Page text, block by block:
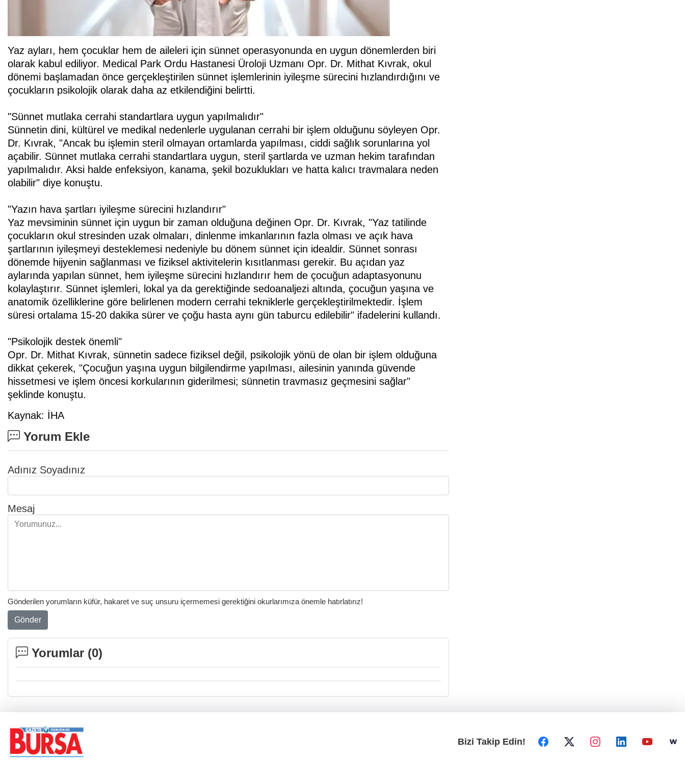
Yaz ayları, hem çocuklar hem de aileleri için sünnet operasyonunda en uygun dönemlerden biri
olarak kabul ediliyor. Medical Park Ordu Hastanesi Üroloji Uzmanı Opr. Dr. Mithat Kıvrak, okul
dönemi başlamadan önce gerçekleştirilen sünnet işlemlerinin iyileşme sürecini hızlandırdığını ve
çocukların psikolojik olarak daha az etkilendiğini belirtti.
"Sünnet mutlaka cerrahi standartlara uygun yapılmalıdır"
Sünnetin dini, kültürel ve medikal nedenlerle uygulanan cerrahi bir işlem olduğunu söyleyen Opr.
Dr. Kıvrak, "Ancak bu işlemin steril olmayan ortamlarda yapılması, ciddi sağlık sorunlarına yol
açabilir. Sünnet mutlaka cerrahi standartlara uygun, steril şartlarda ve uzman hekim tarafından
yapılmalıdır. Aksi halde enfeksiyon, kanama, şekil bozuklukları ve hatta kalıcı travmalara neden
olabilir" diye konuştu.
"Yazın hava şartları iyileşme sürecini hızlandırır"
Yaz mevsiminin sünnet için uygun bir zaman olduğuna değinen Opr. Dr. Kıvrak, "Yaz tatilinde
çocukların okul stresinden uzak olmaları, dinlenme imkanlarının fazla olması ve açık hava
şartlarının iyileşmeyi desteklemesi nedeniyle bu dönem sünnet için idealdir. Sünnet sonrası
dönemde hijyenin sağlanması ve fiziksel aktivitelerin kısıtlanması gerekir. Bu açıdan yaz
aylarında yapılan sünnet, hem iyileşme sürecini hızlandırır hem de çocuğun adaptasyonunu
kolaylaştırır. Sünnet işlemleri, lokal ya da gerektiğinde sedoanaljezi altında, çocuğun yaşına ve
anatomik özelliklerine göre belirlenen modern cerrahi tekniklerle gerçekleştirilmektedir. İşlem
süresi ortalama 15-20 dakika sürer ve çoğu hasta aynı gün taburcu edilebilir" ifadelerini kullandı.
"Psikolojik destek önemli"
Opr. Dr. Mithat Kıvrak, sünnetin sadece fiziksel değil, psikolojik yönü de olan bir işlem olduğuna
dikkat çekerek, "Çocuğun yaşına uygun bilgilendirme yapılması, ailesinin yanında güvende
hissetmesi ve işlem öncesi korkularının giderilmesi; sünnetin travmasız geçmesini sağlar"
şeklinde konuştu.
Kaynak: İHA
Yorum Ekle
Adınız Soyadınız
Mesaj
Gönderilen yorumların küfür, hakaret ve suç unsuru içermemesi gerektiğini okurlarımıza önemle hatırlatırız!
Gönder
Yorumlar (0)
Bizi Takip Edin!